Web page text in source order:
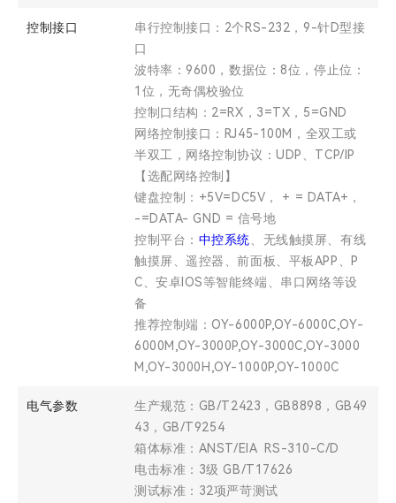
控制接口
串行控制接口：2个RS-232，9-针D型接
口
波特率：9600，数据位：8位，停止位：
1位，无奇偶校验位
控制口结构：2=RX，3=TX，5=GND
网络控制接口：RJ45-100M，全双工或
半双工，网络控制协议：UDP、TCP/IP
【选配网络控制】
键盘控制：+5V=DC5V， + = DATA+，
-=DATA- GND = 信号地
控制平台： 中控系统 、无线触摸屏、有线
触摸屏、遥控器、前面板、平板APP、P
C、安卓IOS等智能终端、串口网络等设
备
推荐控制端：OY-6000P,OY-6000C,OY-
6000M,OY-3000P,OY-3000C,OY-3000
M,OY-3000H,OY-1000P,OY-1000C
电气参数
生产规范：GB/T2423，GB8898，GB49
43，GB/T9254
箱体标准：ANST/EIA RS-310-C/D
电击标准：3级 GB/T17626
测试标准：32项严苛测试